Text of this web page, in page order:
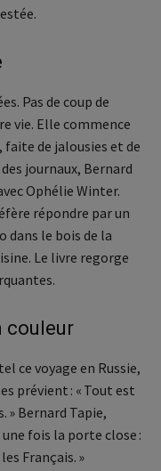
Pas de coup de
vie. Elle commence
de jalousies et de
journaux, Bernard
Ophélie Winter.
répondre par un
dans le bois de la
Le livre regorge
couleur
ce voyage en Russie,
prévient : « Tout est
» Bernard Tapie,
fois la porte close :
Français. »